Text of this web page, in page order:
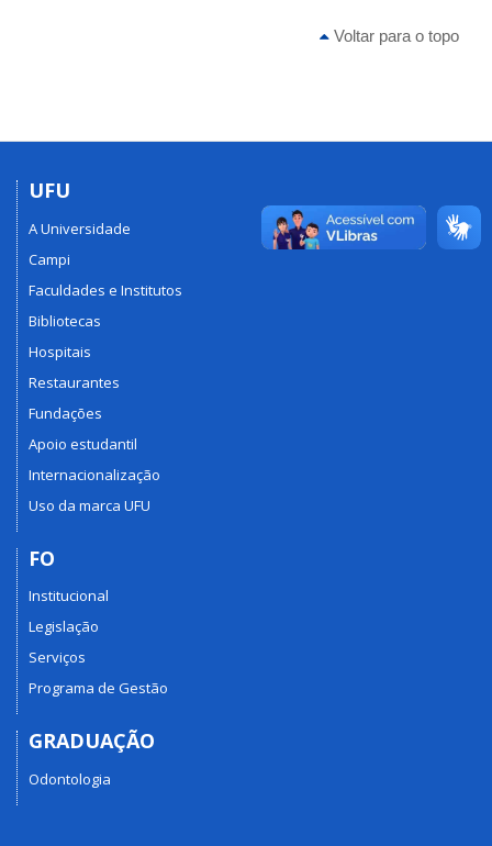
Voltar para o topo
UFU
A Universidade
Campi
Faculdades e Institutos
Bibliotecas
Hospitais
Restaurantes
Fundações
Apoio estudantil
Internacionalização
Uso da marca UFU
FO
Institucional
Legislação
Serviços
Programa de Gestão
GRADUAÇÃO
Odontologia